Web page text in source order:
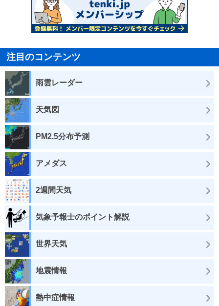
注目のコンテンツ
雨雲レーダー
天気図
PM2.5分布予測
アメダス
2週間天気
気象予報士のポイント解説
世界天気
地震情報
熱中症情報